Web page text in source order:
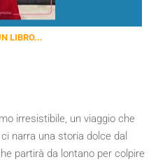
LIBRO...
irresistibile, un viaggio che
narra una storia dolce dal
partirà da lontano per colpire